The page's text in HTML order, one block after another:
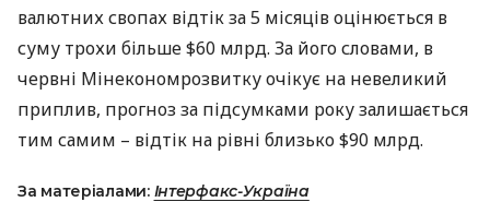
валютних свопах відтік за 5 місяців оцінюється в
суму трохи більше $60 млрд. За його словами, в
червні Мінекономрозвитку очікує на невеликий
приплив, прогноз за підсумками року залишається
тим самим – відтік на рівні близько $90 млрд.
За матеріалами: Інтерфакс-Україна